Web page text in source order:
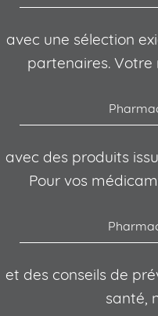
avec une sélection
partenaires. Votre
avec des produits
Pour vos
et des conseils de
santé,